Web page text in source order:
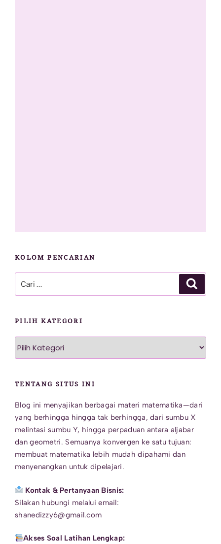
KOLOM PENCARIAN
PILIH KATEGORI
TENTANG SITUS INI
Blog ini menyajikan berbagai materi matematika—dari
yang berhingga hingga tak berhingga, dari sumbu X
melintasi sumbu Y, hingga perpaduan antara aljabar
dan geometri. Semuanya konvergen ke satu tujuan:
membuat matematika lebih mudah dipahami dan
menyenangkan untuk dipelajari.
Kontak & Pertanyaan Bisnis:
Silakan hubungi melalui email:
shanedizzy6@gmail.com
Akses Soal Latihan Lengkap: